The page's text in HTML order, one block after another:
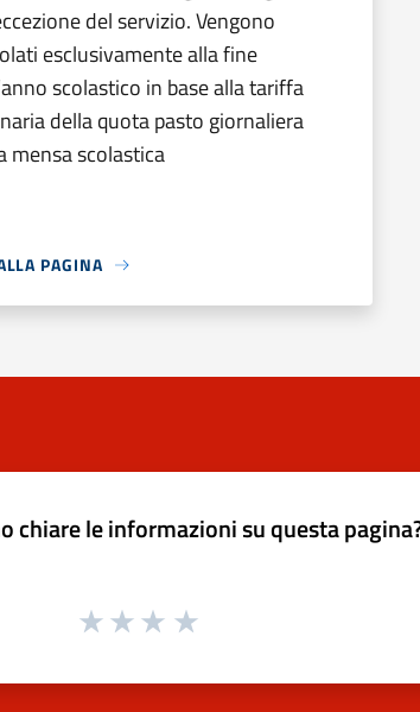
del servizio. Vengono
esclusivamente alla fine
scolastico in base alla tariffa
della quota pasto giornaliera
mensa scolastica
PAGINA
chiare le informazioni su questa